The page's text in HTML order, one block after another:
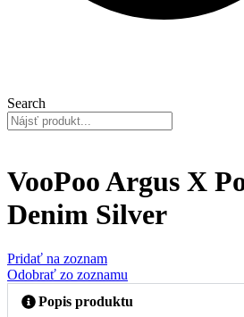
Search
VooPoo Argus X
Denim Silver
Pridať na zoznam
Odobrať zo zoznamu
Popis produktu